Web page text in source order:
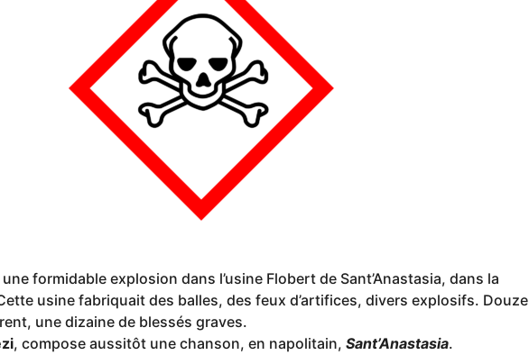
une formidable explosion dans l’usine Flobert de Sant’Anastasia, dans la
usine fabriquait des balles, des feux d’artifices, divers explosifs. Douze
une dizaine de blessés graves.
, compose aussitôt une chanson, en napolitain, Sant’Anastasia.